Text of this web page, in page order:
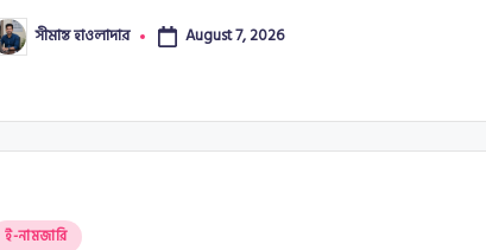
সীমান্ত হাওলাদার August 7, 2026
ই-নামজারি